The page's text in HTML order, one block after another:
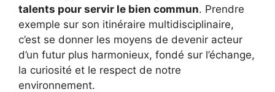
talents pour servir le bien commun. Prendre
exemple sur son itinéraire multidisciplinaire,
c’est se donner les moyens de devenir acteur
d’un futur plus harmonieux, fondé sur l’échange,
la curiosité et le respect de notre
environnement.